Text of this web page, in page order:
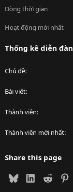
Dòng thời gian
Hoạt động mới nhất
Thống kê diễn đàn
Chủ đề
Bài viết
Thành viên
Thành viên mới nhất
Share this page
BlueskyLinkedIn
Reddit